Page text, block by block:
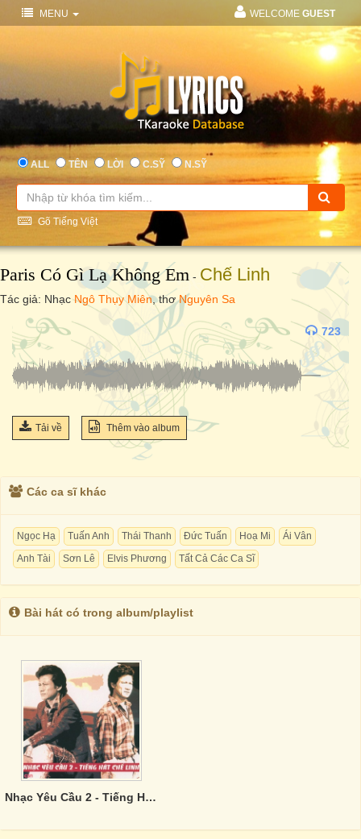
MENU WELCOME GUEST
ALL TÊN LỜI C.SỸ N.SỸ
Gõ Tiếng Việt
Paris Có Gì Lạ Không Em - Chế Linh
Tác giả: NhạcNgô Thụy Miên, thơNguyên Sa
723
Tải về Thêm vào album
Các ca sĩ khác
Ngọc Hạ Tuấn Anh Thái Thanh Đức Tuấn Hoạ Mi
Ái Vân
Anh Tài
Sơn Lê Elvis Phương Tất Cả Các Ca Sĩ
Bài hát có trong album/playlist
Nhạc Yêu Cầu 2 - Tiếng Hát Chế Linh